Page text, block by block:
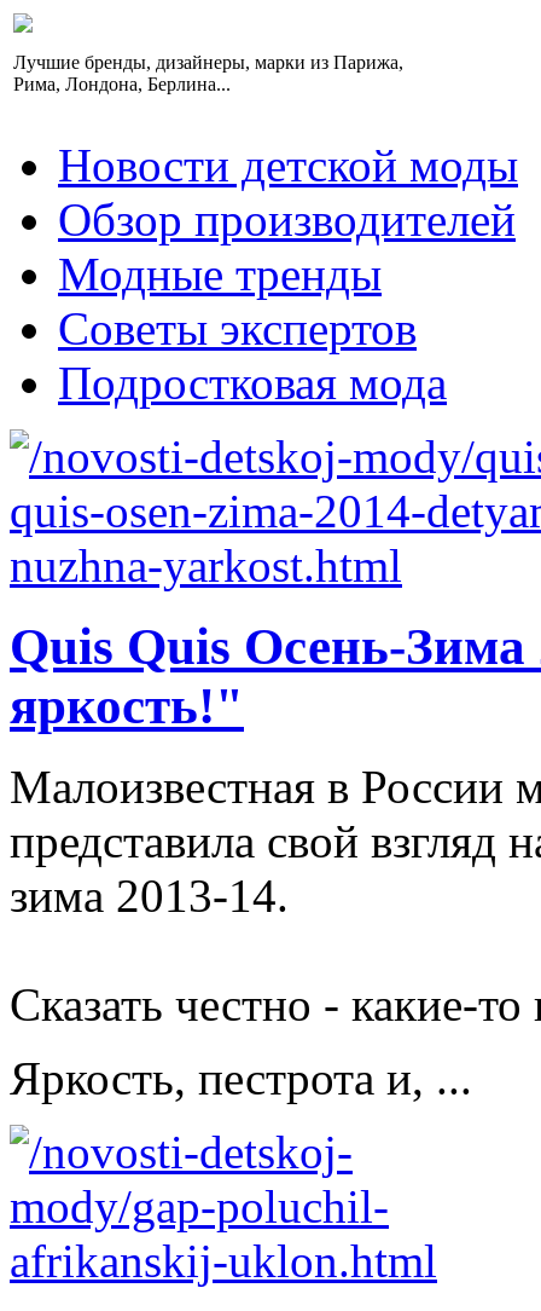
Лучшие бренды, дизайнеры, марки из Парижа,
Рима, Лондона, Берлина...
Новости детской моды
Обзор производителей
Модные тренды
Советы экспертов
Подростковая мода
Quis Quis Осень-
яркость!"
Малоизвестная в России
представила свой взгляд
зима 2013-14.
Сказать честно - какие-
Яркость, пестрота и, ...